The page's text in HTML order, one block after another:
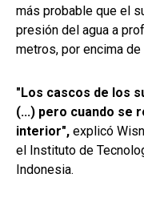
más probable que el
presión del agua a
metros, por encima
"Los cascos de los
(...) pero cuando se
interior", explicó
el Instituto de
Indonesia.